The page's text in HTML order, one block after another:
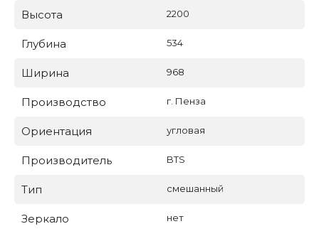
Высота 2200
Глубина 534
Ширина 968
Производство г. Пенза
Ориентация угловая
Производитель BTS
Тип смешанный
Зеркало нет